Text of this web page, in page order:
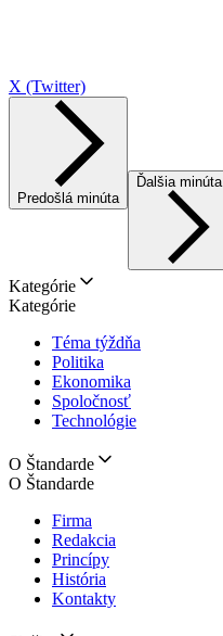
X (Twitter)
Predošlá minúta
Ďalšia minúta
Kategórie
Kategórie
Téma týždňa
Politika
Ekonomika
Spoločnosť
Technológie
O Štandarde
O Štandarde
Firma
Redakcia
Princípy
História
Kontakty